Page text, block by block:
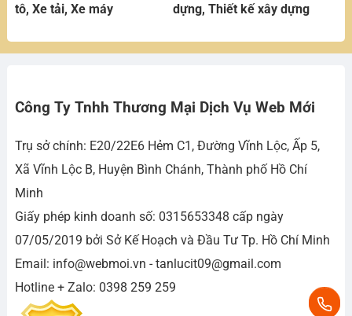
tô, Xe tải, Xe máy
dựng, Thiết kế xây dựng
Công Ty Tnhh Thương Mại Dịch Vụ Web Mới
Trụ sở chính: E20/22E6 Hẻm C1, Đường Vĩnh Lộc, Ấp 5,
Xã Vĩnh Lộc B, Huyện Bình Chánh, Thành phố Hồ Chí
Minh
Giấy phép kinh doanh số: 0315653348 cấp ngày
07/05/2019 bởi Sở Kế Hoạch và Đầu Tư Tp. Hồ Chí Minh
Email: info@webmoi.vn - tanlucit09@gmail.com
Hotline + Zalo: 0398 259 259